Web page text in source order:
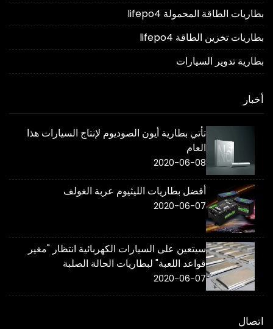
بطاريات الطاقة المحمولة lifepo4
بطاريات تخزين الطاقة lifepo4
بطارية تدوير السيارات
أخبار
تأتي بطارية أيون الصوديوم لإنتاج السيارات هذا
العام
2020-06-08
أفضل بطاريات الليثيوم عربة الغولف
2020-06-07
سيتعين على السيارات الكهربائية انتظار "مغير
قواعد اللعبة" لبطاريات الحالة الصلبة
2020-06-07
اتصال